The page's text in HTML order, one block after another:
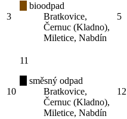
3
bioodpad
Bratkovice,
Černuc (Kladno),
Miletice, Nabdín
5
10
11
směsný odpad
Bratkovice,
Černuc (Kladno),
Miletice, Nabdín
12